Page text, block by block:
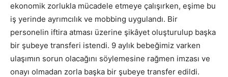
ekonomik zorlukla mücadele etmeye çalışırken, eşime bu
iş yerinde ayrımcılık ve mobbing uygulandı. Bir
personelin iftira atması üzerine şikâyet oluşturulup başka
bir şubeye transferi istendi. 9 aylık bebeğimiz varken
ulaşımın sorun olacağını söylemesine rağmen imzası ve
onayı olmadan zorla başka bir şubeye transfer edildi.